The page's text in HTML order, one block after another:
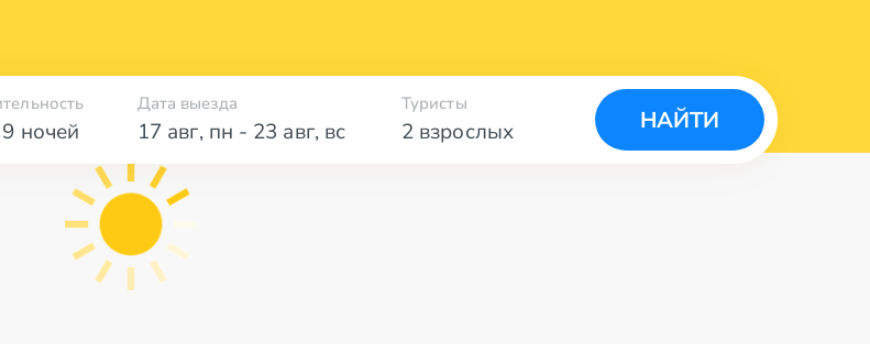
ночей
Дата выезда
17 авг, пн - 23 авг, вс 2 взрослых
Туристы
НАЙТИ